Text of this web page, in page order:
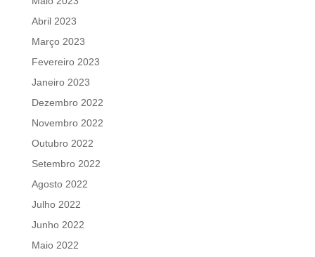
Abril 2023
Março 2023
Fevereiro 2023
Janeiro 2023
Dezembro 2022
Novembro 2022
Outubro 2022
Setembro 2022
Agosto 2022
Julho 2022
Junho 2022
Maio 2022